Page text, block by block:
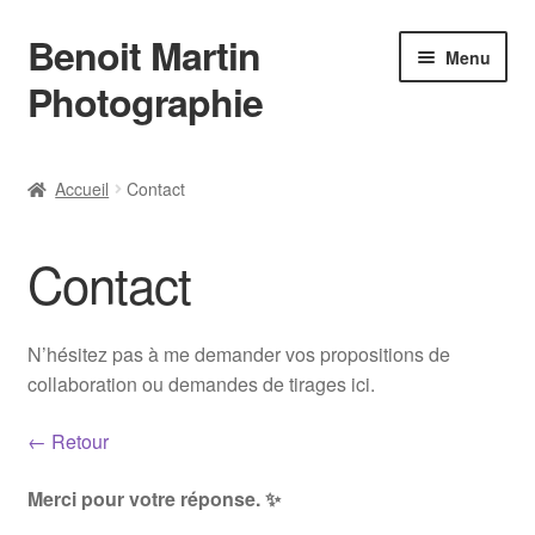
Aller
à
la
Aller
au
contenu
Benoit Martin
Photographie
Menu
Conditions Générales de Vente
Contact
Accueil Contact
Contact
N’hésitez pas à me demander vos propositions de
collaboration ou demandes de tirages ici.
← Retour
Merci pour votre réponse. ✨